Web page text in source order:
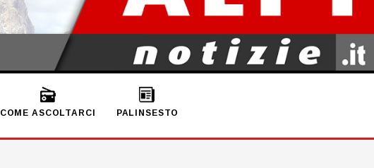
COME ASCOLTARCI PALINSESTO